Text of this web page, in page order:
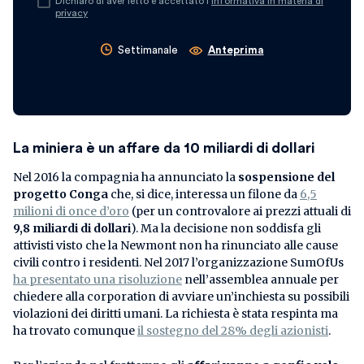
privacy
Settimanale Anteprima
La miniera è un affare da 10 miliardi di dollari
Nel 2016 la compagnia ha annunciato la sospensione del
progetto Conga che, si dice, interessa un filone da 6,5
milioni di once d’oro (per un controvalore ai prezzi attuali di
9,8 miliardi di dollari). Ma la decisione non soddisfa gli
attivisti visto che la Newmont non ha rinunciato alle cause
civili contro i residenti. Nel 2017 l’organizzazione SumOfUs
ha presentato una risoluzione nell’assemblea annuale per
chiedere alla corporation di avviare un’inchiesta su possibili
violazioni dei diritti umani. La richiesta è stata respinta ma
ha trovato comunqueil sostegno del 28% degli azionisti.